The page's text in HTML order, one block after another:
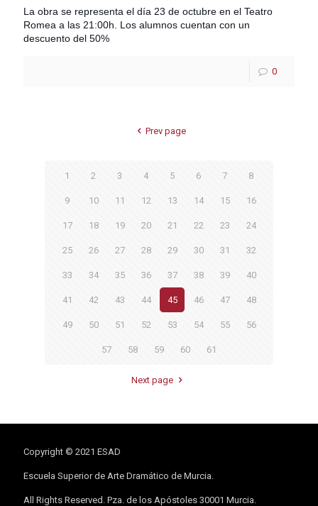
La obra se representa el día 23 de octubre en el Teatro
Romea a las 21:00h. Los alumnos cuentan con un
descuento del 50%
0
Prev page
1 2 3 4 5 6 7 8
9 10 11 12 13 14 15 16
17 18 19 20 21 22 23 24
25 26 27 28 29 30 31 32
33 34 35 36 37 38 39 40
41 42 43 44 45 46 47 48
49 50 51 52 53 54 55 56
57 58 59 60 61
Next page
Copyright © 2021 ESAD
Escuela Superior de Arte Dramático de Murcia.
All Rights Reserved. Pza. de los Apóstoles 30001 Murcia.